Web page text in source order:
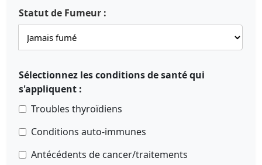
Statut de Fumeur :
Sélectionnez les conditions de santé qui
s'appliquent :
Troubles thyroïdiens
Conditions auto-immunes
Antécédents de cancer/traitements